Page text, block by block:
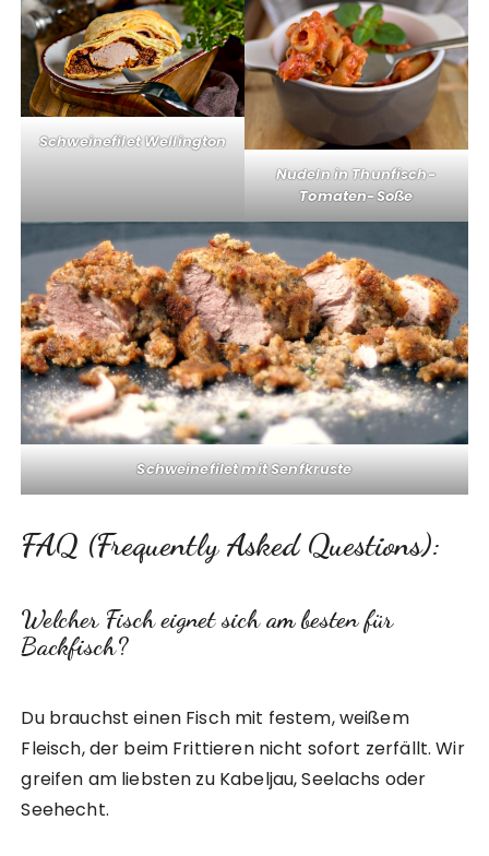
Schweinefilet Wellington
Nudeln in Thunfisch-
Tomaten-Soße
Schweinefilet mit Senfkruste
FAQ (Frequently Asked Questions):
Welcher Fisch eignet sich am besten für
Backfisch?
Du brauchst einen Fisch mit festem, weißem
Fleisch, der beim Frittieren nicht sofort zerfällt. Wir
greifen am liebsten zu Kabeljau, Seelachs oder
Seehecht.